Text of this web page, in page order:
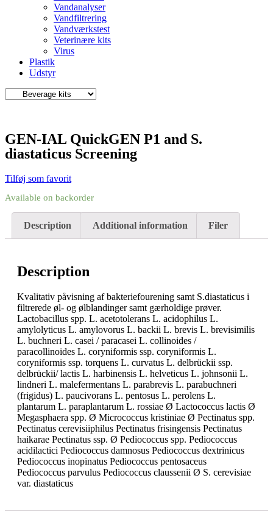
Vandanalyser
Vandfiltrering
Vandværkstest
Veterinære kits
Virus
Plastik
Udstyr
GEN-IAL QuickGEN P1 and S.
diastaticus Screening
Tilføj som favorit
Available on backorder
Description Additional information Filer
Description
Kvalitativ påvisning af bakteriefourening samt S.diastaticus i
filtrerede øl- og ølblandinger samt gærholdige prøver.
Lactobacillus spp. L. acetotolerans L. acidophilus L.
amylolyticus L. amylovorus L. backii L. brevis L. brevisimilis
L. buchneri L. casei / paracasei L. collinoides /
paracollinoides L. coryniformis ssp. coryniformis L.
coryniformis ssp. torquens L. curvatus L. delbrückii ssp.
delbrückii/ lactis L. harbinensis L. helveticus L. johnsonii L.
lindneri L. malefermentans L. parabrevis L. parabuchneri
(frigidus) L. paucivorans L. pentosus L. perolens L.
plantarum L. paraplantarum L. rossiae Ø Lactococcus lactis Ø
Megasphaera spp. Ø Micrococcus kristiniae Ø Pectinatus spp.
Pectinatus cerevisiiphilus Pectinatus frisingensis Pectinatus
haikarae Pectinatus ssp. Ø Pediococcus spp. Pediococcus
acidilactici Pediococcus damnosus Pediococcus dextrinicus
Pediococcus inopinatus Pediococcus pentosaceus
Pediococcus parvulus Pediococcus claussenii Ø S. cerevisiae
var. diastaticus